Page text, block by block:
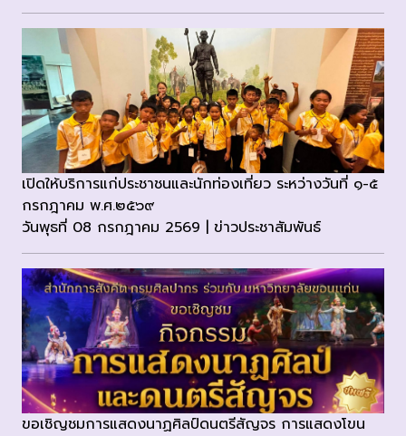
เปิดให้บริการแก่ประชาชนและนักท่องเที่ยว ระหว่างวันที่ ๑-๕
กรกฎาคม พ.ศ.๒๕๖๙
วันพุธที่ 08 กรกฎาคม 2569 | ข่าวประชาสัมพันธ์
ขอเชิญชมการแสดงนาฏศิลป์ดนตรีสัญจร การแสดงโขน